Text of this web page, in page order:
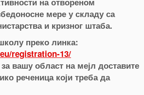
мере у складу са
и кризног штаба.
преко линка:
registration-13/
вашу област на мејл доставите
реченица који треба да